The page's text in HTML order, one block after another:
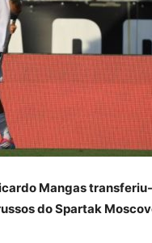
Mangas
do Spartak